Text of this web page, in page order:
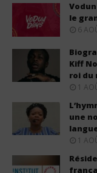
le
6
Kiff
roi du
1
une
1